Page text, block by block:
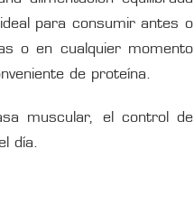
para consumir antes o
o en cualquier momento
de proteína.
muscular, el control de
día.